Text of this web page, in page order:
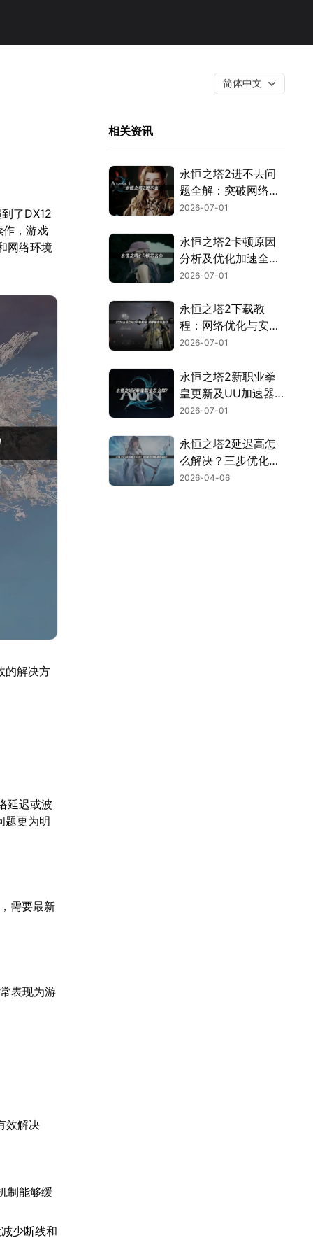
简体中文
了DX12
，游戏
网络环境
的解决方
延迟或波
题更为明
需要最新
表现为游
效解决
制能够缓
少断线和
相关资讯
永恒之塔2进不去问
题全解：突破网络与
验证封锁！
2026-07-01
永恒之塔2卡顿原因
分析及优化加速全攻
略！
2026-07-01
永恒之塔2下载教
程：网络优化与安装
全流程指南！
2026-07-01
永恒之塔2新职业拳
皇更新及UU加速器
联机优化指南！
2026-07-01
永恒之塔2延迟高怎
么解决？三步优化告
别卡顿畅玩！
2026-04-06